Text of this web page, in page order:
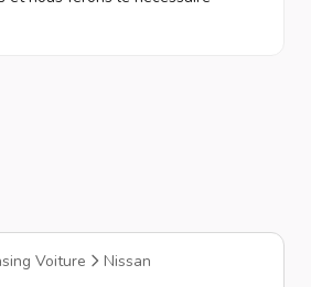
Voiture Nissan